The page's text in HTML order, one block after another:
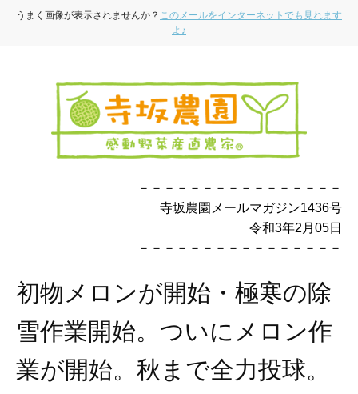
うまく画像が表示されませんか？ このメールをインターネットでも見れます
よ♪
－－－－－－－－－－－－－－－－
寺坂農園メールマガジン1436号
令和3年2月05日
－－－－－－－－－－－－－－－－
初物メロンが開始・極寒の除
雪作業開始。ついにメロン作
業が開始。秋まで全力投球。